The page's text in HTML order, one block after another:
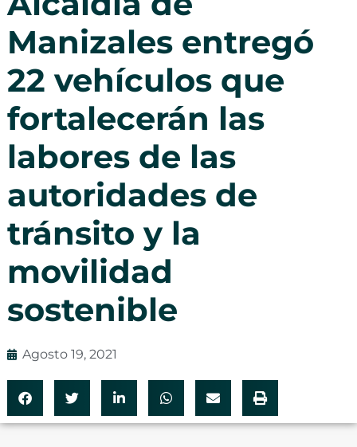
Manizales entregó
22 vehículos que
fortalecerán las
labores de las
autoridades de
tránsito y la
movilidad
sostenible
Agosto 19, 2021